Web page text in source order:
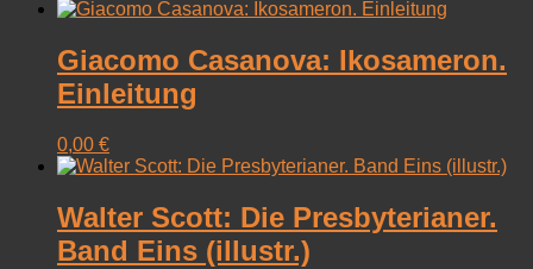
Giacomo Casanova: Ikosameron.
Einleitung
0,00 €
Walter Scott: Die Presbyterianer.
Band Eins (illustr.)